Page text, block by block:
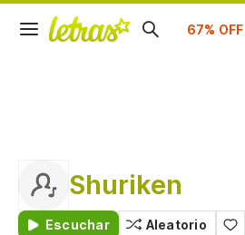
Shuriken
Escuchar Aleatorio